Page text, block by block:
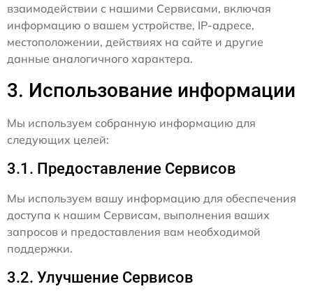
взаимодействии с нашими Сервисами, включая
информацию о вашем устройстве, IP-адресе,
местоположении, действиях на сайте и другие
данные аналогичного характера.
3. Использование информации
Мы используем собранную информацию для
следующих целей:
3.1. Предоставление Сервисов
Мы используем вашу информацию для обеспечения
доступа к нашим Сервисам, выполнения ваших
запросов и предоставления вам необходимой
поддержки.
3.2. Улучшение Сервисов